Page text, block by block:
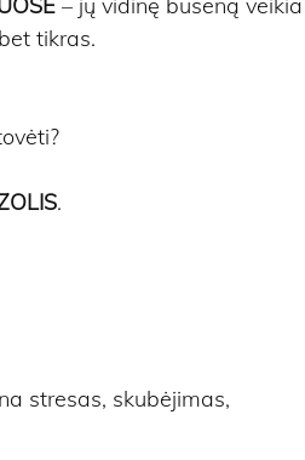
tikras.
.
stresas, skubėjimas,